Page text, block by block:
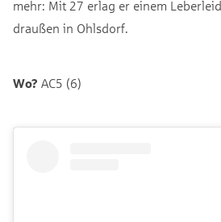
mehr: Mit 27 erlag er einem
draußen in Ohlsdorf.
Wo? AC5 (6)